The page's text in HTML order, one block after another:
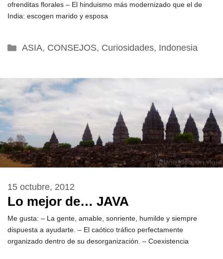
ofrenditas florales – El hinduismo más modernizado que el de
India: escogen marido y esposa
Categorías
ASIA, CONSEJOS, Curiosidades, Indonesia
Lo mejor de… JAVA
15 octubre, 2012
Me gusta: – La gente, amable, sonriente, humilde y siempre
dispuesta a ayudarte. – El caótico tráfico perfectamente
organizado dentro de su desorganización. – Coexistencia